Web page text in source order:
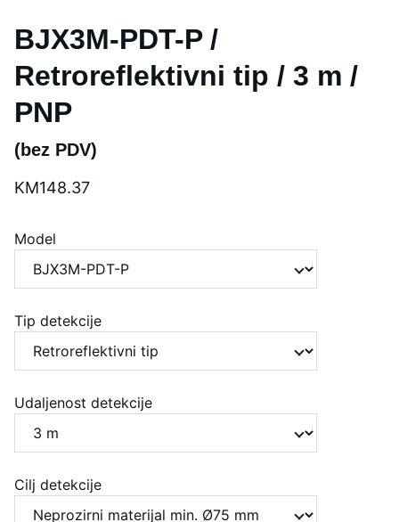
BJX3M-PDT-P /
Retroreflektivni tip / 3 m /
PNP
(bez PDV)
KM148.37
Model
Tip detekcije
Udaljenost detekcije
Cilj detekcije